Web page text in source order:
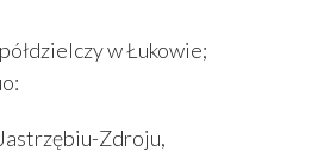
w Łukowie;
Zdroju,